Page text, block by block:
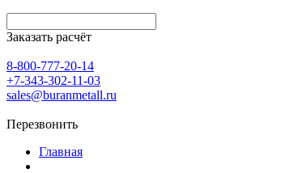
Заказать расчёт
8-800-777-20-14
+7-343-302-11-03
sales@buranmetall.ru
Перезвонить
Главная